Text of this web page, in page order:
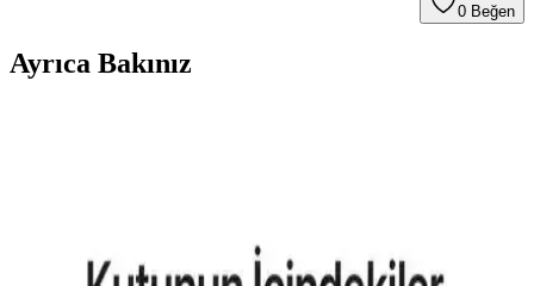
0 Beğen
Ayrıca Bakınız
tasarım ve fonksiyonellik açısından bilgiler içerir.